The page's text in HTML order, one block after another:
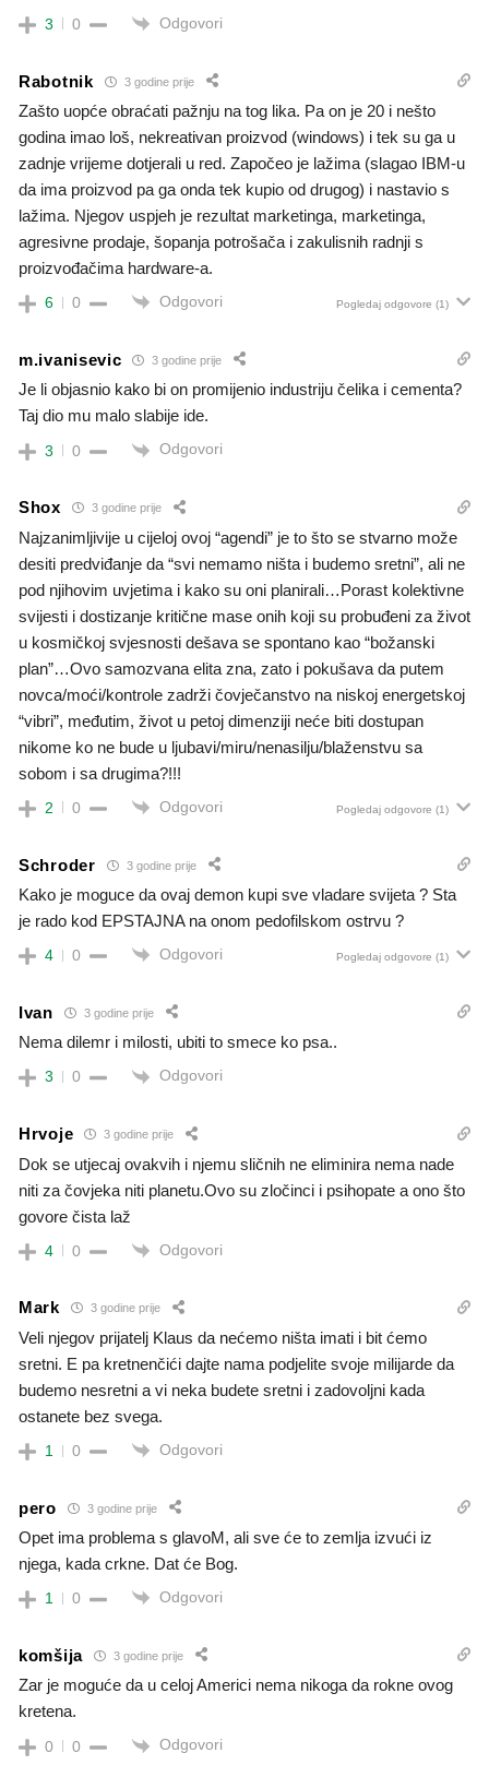
3 0 Odgovori
Rabotnik 3 godine prije
Zašto uopće obraćati pažnju na tog lika. Pa on je 20 i nešto
godina imao loš, nekreativan proizvod (windows) i tek su ga u
zadnje vrijeme dotjerali u red. Započeo je lažima (slagao IBM-u
da ima proizvod pa ga onda tek kupio od drugog) i nastavio s
lažima. Njegov uspjeh je rezultat marketinga, marketinga,
agresivne prodaje, šopanja potrošača i zakulisnih radnji s
proizvođačima hardware-a.
6 0 Odgovori Pogledaj odgovore (1)
m.ivanisevic 3 godine prije
Je li objasnio kako bi on promijenio industriju čelika i cementa?
Taj dio mu malo slabije ide.
3 0 Odgovori
Shox 3 godine prije
Najzanimljivije u cijeloj ovoj “agendi” je to što se stvarno može
desiti predviđanje da “svi nemamo ništa i budemo sretni”, ali ne
pod njihovim uvjetima i kako su oni planirali…Porast kolektivne
svijesti i dostizanje kritične mase onih koji su probuđeni za život
u kosmičkoj svjesnosti dešava se spontano kao “božanski
plan”…Ovo samozvana elita zna, zato i pokušava da putem
novca/moći/kontrole zadrži čovječanstvo na niskoj energetskoj
“vibri”, međutim, život u petoj dimenziji neće biti dostupan
nikome ko ne bude u ljubavi/miru/nenasilju/blaženstvu sa
sobom i sa drugima?!!!
2 0 Odgovori Pogledaj odgovore (1)
Schroder 3 godine prije
Kako je moguce da ovaj demon kupi sve vladare svijeta ? Sta
je rado kod EPSTAJNA na onom pedofilskom ostrvu ?
4 0 Odgovori Pogledaj odgovore (1)
Ivan 3 godine prije
Nema dilemr i milosti, ubiti to smece ko psa..
3 0 Odgovori
Hrvoje 3 godine prije
Dok se utjecaj ovakvih i njemu sličnih ne eliminira nema nade
niti za čovjeka niti planetu.Ovo su zločinci i psihopate a ono što
govore čista laž
4 0 Odgovori
Mark 3 godine prije
Veli njegov prijatelj Klaus da nećemo ništa imati i bit ćemo
sretni. E pa kretnenčići dajte nama podjelite svoje milijarde da
budemo nesretni a vi neka budete sretni i zadovoljni kada
ostanete bez svega.
1 0 Odgovori
pero 3 godine prije
Opet ima problema s glavoM, ali sve će to zemlja izvući iz
njega, kada crkne. Dat će Bog.
1 0 Odgovori
komšija 3 godine prije
Zar je moguće da u celoj Americi nema nikoga da rokne ovog
kretena.
0 0 Odgovori